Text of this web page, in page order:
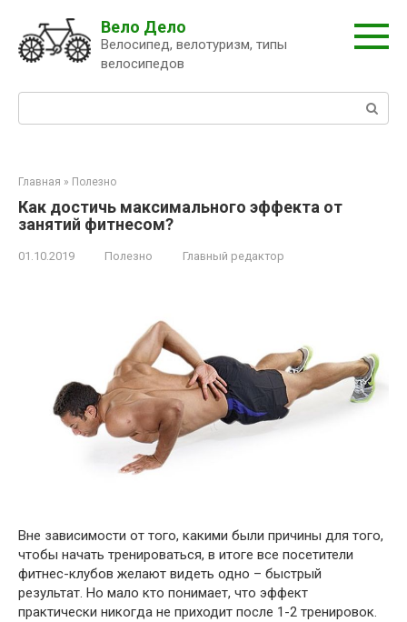
контенту
Вело Дело
Велосипед, велотуризм, типы
велосипедов
Главная » Полезно
Как достичь максимального эффекта от
занятий фитнесом?
01.10.2019 Полезно Главный редактор
Вне зависимости от того, какими были причины для того,
чтобы начать тренироваться, в итоге все посетители
фитнес-клубов желают видеть одно – быстрый
результат. Но мало кто понимает, что эффект
практически никогда не приходит после 1-2 тренировок.